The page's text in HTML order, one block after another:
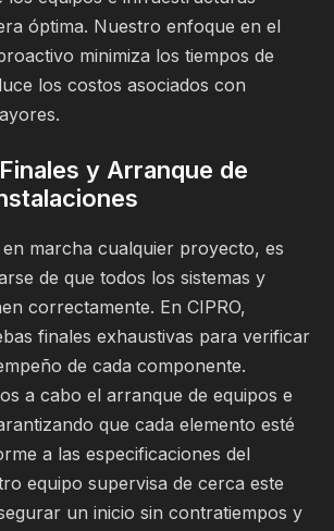
óptima. Nuestro enfoque en el
minimiza los tiempos de
los costos asociados con
y Arranque de
marcha cualquier proyecto, es
de que todos los sistemas y
correctamente. En CIPRO,
finales exhaustivas para verificar
de cada componente.
a cabo el arranque de equipos e
que cada elemento esté
a las especificaciones del
equipo supervisa de cerca este
un inicio sin contratiempos y